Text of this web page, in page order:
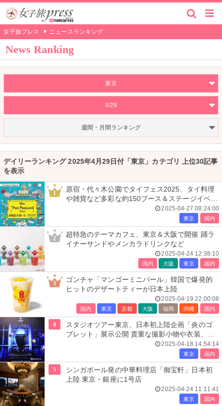
女子旅プレス ニュースランキング
News Ranking
東京
4/29
週間・月間ランキング
デイリーランキング 2025年4月29日付「東京」カテゴリ 上位30記事
を表示
1
原宿・代々木公園でタイフェス2025、タイ料理
や雑貨など多彩な約150ブース＆ステージイベン
2025-04-27 08:24:00
東京 国内
2
超特急のテーマカフェ、東京＆大阪で開催 踊ラ
イナーサンドやメンカラドリンクなど
2025-04-24 12:38:10
国内 大阪 東京 国内
3
ゴンチャ「マンゴーミニパール」韓国で爆発的
ヒットのデザートティーが日本上陸
2025-04-19 22:00:08
国内 東京 京都 大阪 福岡 沖縄 国内
4
スタジオツアー東京、日本初上陸企画「炎のゴ
ブレット」展示公開 貴重な撮影小物や衣装、ホ
2025-04-18 14:54:14
東京 国内
5
シンガポール発の中華料理店「御宝軒」日本初
上陸 東京・銀座に1号店
2025-04-24 11:11:41
東京 国内